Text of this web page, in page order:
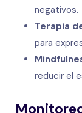
negativos.
Terapia
para
reducir el